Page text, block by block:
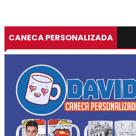
CANECA PERSONALIZADA